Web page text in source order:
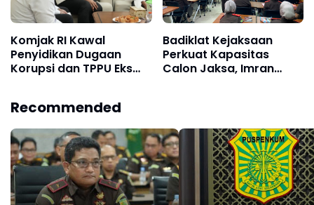
Komjak RI Kawal
Penyidikan Dugaan
Korupsi dan TPPU Eks
Pemberhentian Status
Jaksa
Badiklat Kejaksaan
Perkuat Kapasitas
Calon Jaksa, Imran
Recommended